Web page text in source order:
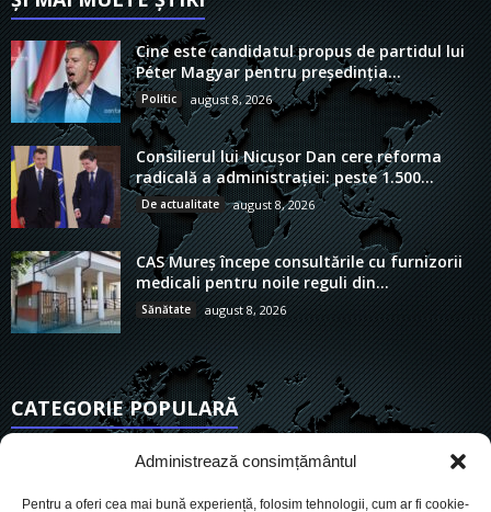
Administrează consimțământul
Pentru a oferi cea mai bună experiență, folosim tehnologii, cum ar fi cookie-
Cine este candidatul propus de partidul lui
Péter Magyar pentru președinția...
Politic august 8, 2026
Consilierul lui Nicușor Dan cere reforma
radicală a administrației: peste 1.500...
De actualitate august 8, 2026
CAS Mureș începe consultările cu furnizorii
medicali pentru noile reguli din...
Sănătate august 8, 2026
CATEGORIE POPULARĂ
6921